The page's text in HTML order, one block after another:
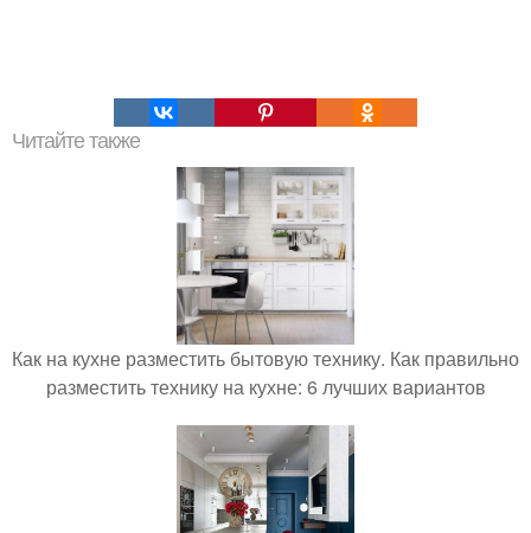
Читайте также
Как на кухне разместить бытовую технику. Как правильно
разместить технику на кухне: 6 лучших вариантов